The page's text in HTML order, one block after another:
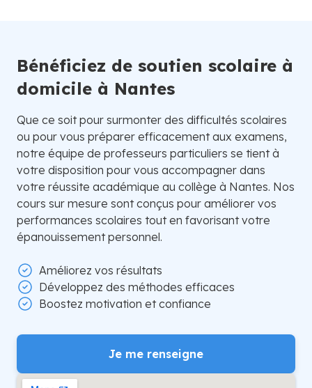
Bénéficiez de soutien scolaire à
domicile à Nantes
Que ce soit pour surmonter des difficultés scolaires
ou pour vous préparer efficacement aux examens,
notre équipe de professeurs particuliers se tient à
votre disposition pour vous accompagner dans
votre réussite académique au collège à Nantes. Nos
cours sur mesure sont conçus pour améliorer vos
performances scolaires tout en favorisant votre
épanouissement personnel.
Améliorez vos résultats
Développez des méthodes efficaces
Boostez motivation et confiance
Je me renseigne